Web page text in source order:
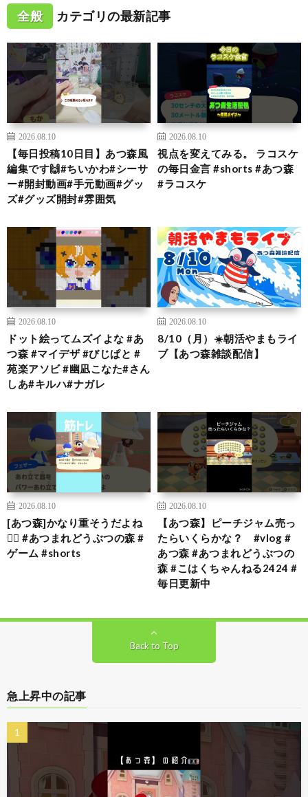
全般 カテゴリの最新記事
2026.08.10
【毎日投稿10日目】あつ森風
編集です🙌#ちいかわ#シーサ
ー#開封動画#手元動画#グッ
ズ#グッズ開封#雰囲気
2026.08.10
視点を変えてみる。 ラコスケ
の毎日金言 #shorts #あつ森
#ラコスケ
2026.08.10
ドット絵ってムズイよな #あ
つ森 #マイデザ #びじぱと #
苑楽アソビ #幽凪こなた#さん
しあ#キルハ#ナガレ
2026.08.10
8/10（月）☀️朝活やまもライ
ブ【あつ森雑談配信】
2026.08.10
[あつ森]かなり重そうだよね
🏋🏻 #あつまれどうぶつの森 #
ゲーム #shorts
2026.08.10
【あつ森】ピーチジャム売っ
たらいくらかな？ #vlog #
あつ森 #あつまれどうぶつの
森 #こはくちゃんねる2424 #
毎日更新中
Back to Top
急上昇中の記事